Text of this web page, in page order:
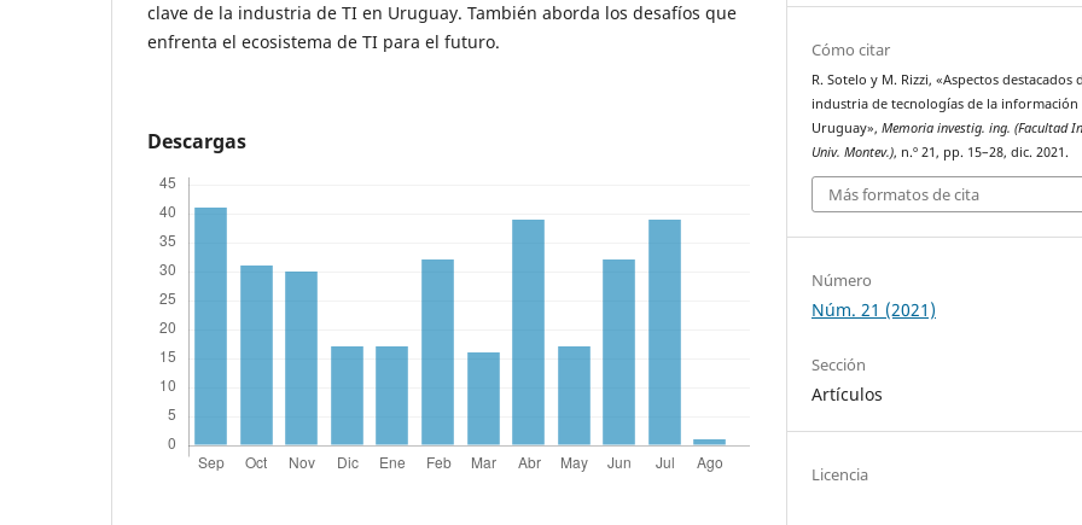
clave de la industria de TI en Uruguay. También aborda los desafíos que
enfrenta el ecosistema de TI para el futuro.
Descargas
Cómo citar
R. Sotelo y M. Rizzi, «Aspectos destacados
industria de tecnologías de la información
Uruguay»,Memoria investig. ing. (Facultad
Univ. Montev.), n.º 21, pp. 15–28, dic. 2021.
Más formatos de cita
Número
Núm. 21 (2021)
Sección
Artículos
Licencia